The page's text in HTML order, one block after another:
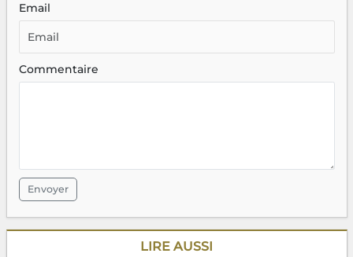
Email
Commentaire
Envoyer
LIRE AUSSI